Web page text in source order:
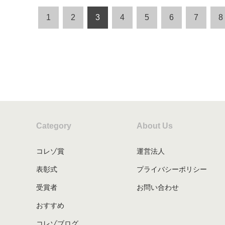
1 2 3 4 5 6 7 8
Category
コレゾ賞
表彰式
受賞者
おすすめ
コレゾブログ
About Us
運営法人
プライバシーポリシー
お問い合わせ